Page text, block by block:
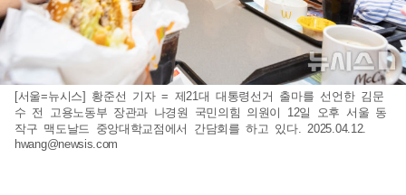
[서울=뉴시스] 황준선 기자 = 제21대 대통령선거 출마를 선언한 김문
수 전 고용노동부 장관과 나경원 국민의힘 의원이 12일 오후 서울 동
작구 맥도날드 중앙대학교점에서 간담회를 하고 있다. 2025.04.12.
hwang@newsis.com